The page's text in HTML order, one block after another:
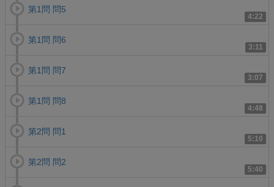
4:22
第1問 問5
3:11
第1問 問6
3:07
第1問 問7
4:48
第1問 問8
5:10
第2問 問1
5:40
第2問 問2